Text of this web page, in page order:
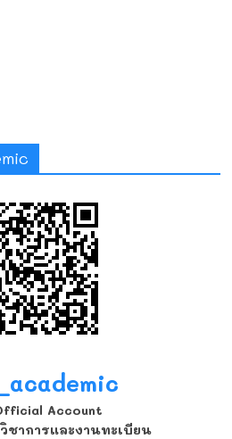
Account
ชาการและงานทะเบียน